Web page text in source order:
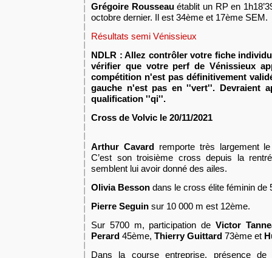
Grégoire Rousseauétablit un RP en
octobre dernier. Il est 34ème et 17ème SEM.
Résultats semi Vénissieux
NDLR : Allez contrôler votre fiche
vérifier que votre perf de Vénissieux
compétition n'est pas définitivement
gauche n'est pas en ''vert''. Devraient
qualification ''qi''.
Cross de Volvic le 20/11/2021
Arthur Cavardremporte très largement
C’est son troisième cross depuis la
semblent lui avoir donné des ailes.
Olivia Besson dans le cross élite féminin de
Pierre Seguin sur 10 000 m est 12ème.
Sur 5700 m, participation de Victor
Perard 45ème, Thierry Guittard 73ème et
Dans la course entreprise, présence